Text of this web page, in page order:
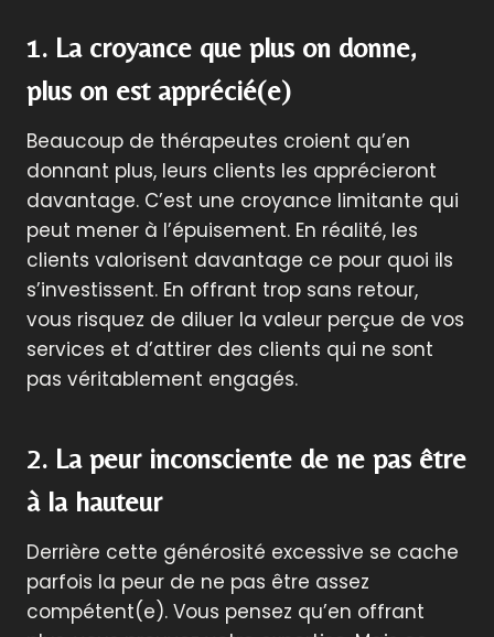
1. La croyance que plus on donne,
plus on est apprécié(e)
Beaucoup de thérapeutes croient qu’en
donnant plus, leurs clients les apprécieront
davantage. C’est une croyance limitante qui
peut mener à l’épuisement. En réalité, les
clients valorisent davantage ce pour quoi ils
s’investissent. En offrant trop sans retour,
vous risquez de diluer la valeur perçue de vos
services et d’attirer des clients qui ne sont
pas véritablement engagés.
2. La peur inconsciente de ne pas être
à la hauteur
Derrière cette générosité excessive se cache
parfois la peur de ne pas être assez
compétent(e). Vous pensez qu’en offrant